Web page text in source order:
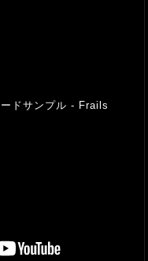
ードサンプル - Frails